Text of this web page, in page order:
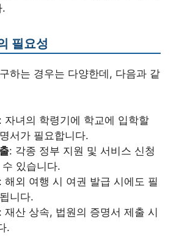
.
필요성
하는 경우는 다양한데, 다음과 같
자녀의 학령기에 학교에 입학할
서가 필요합니다.
: 각종 정부 지원 및 서비스 신청
있습니다.
: 해외 여행 시 여권 발급 시에도 필
니다.
: 재산 상속, 법원의 증명서 제출 시
.